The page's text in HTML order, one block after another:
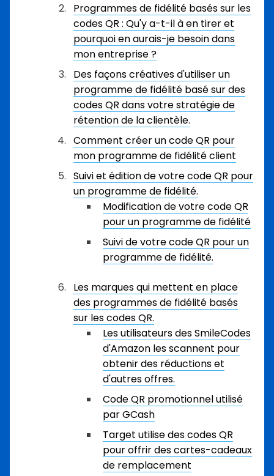
Programmes de fidélité basés sur les
codes QR : Qu'y a-t-il à en tirer et
pourquoi en aurais-je besoin dans
mon entreprise ?
Des façons créatives d'utiliser un
programme de fidélité basé sur des
codes QR dans votre stratégie de
rétention de la clientèle.
Comment créer un code QR pour
mon programme de fidélité client
Suivi et édition de votre code QR pour
un programme de fidélité.
Modification de votre code QR
pour un programme de fidélité
Suivi de votre code QR pour un
programme de fidélité.
Les marques qui mettent en place
des programmes de fidélité basés
sur les codes QR.
Les utilisateurs des SmileCodes
d'Amazon les scannent pour
obtenir des réductions et
d'autres offres.
Code QR promotionnel utilisé
par GCash
Target utilise des codes QR
pour offrir des cartes-cadeaux
de remplacement